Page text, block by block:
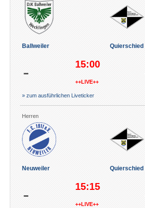
Ballweiler Quierschied
- 15:00
++LIVE++
» zum ausführlichen Liveticker
Herren
Neuweiler Quierschied II
- 15:15
++LIVE++